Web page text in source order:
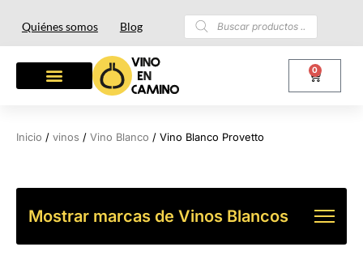
Quiénes somos Blog
0
Inicio / vinos / Vino Blanco / Vino Blanco Provetto
Mostrar marcas de Vinos Blancos